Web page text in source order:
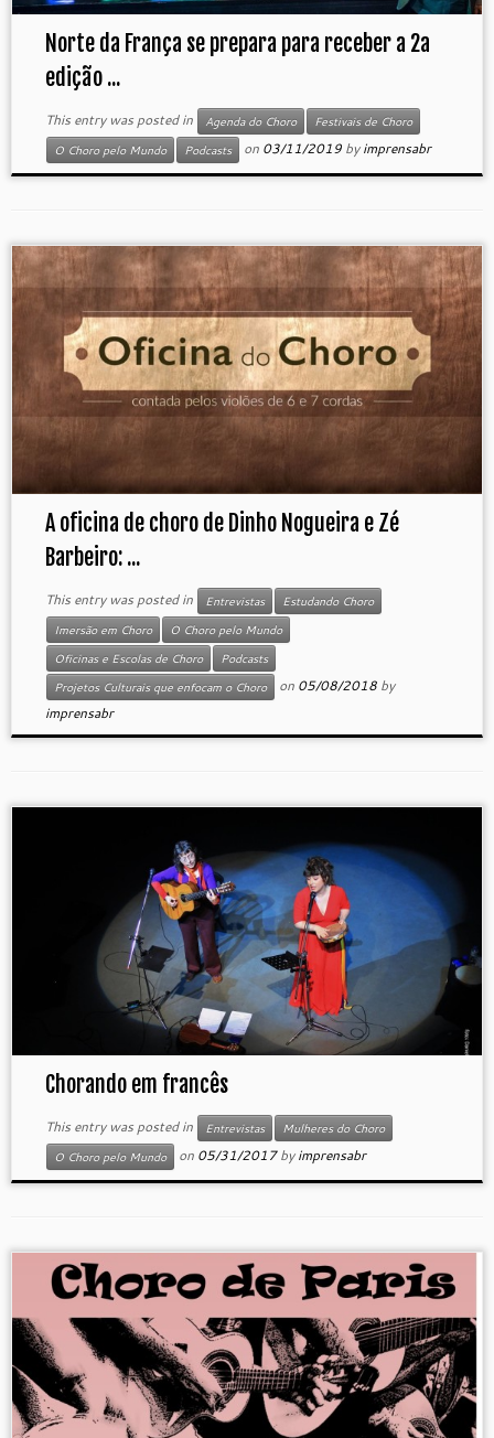
Norte da França se prepara para receber a 2a
edição ...
This entry was posted in Agenda do Choro
Festivais de Choro
O Choro pelo Mundo
Podcasts on 03/11/2019 byimprensabr
A oficina de choro de Dinho Nogueira e Zé
Barbeiro: ...
This entry was posted in Entrevistas
Estudando Choro
Imersão em Choro
O Choro pelo Mundo
Oficinas e Escolas de Choro
Podcasts
Projetos Culturais que enfocam o Choro
on 05/08/2018 by
imprensabr
Chorando em francês
This entry was posted in Entrevistas
Mulheres do Choro
O Choro pelo Mundo
on 05/31/2017 byimprensabr